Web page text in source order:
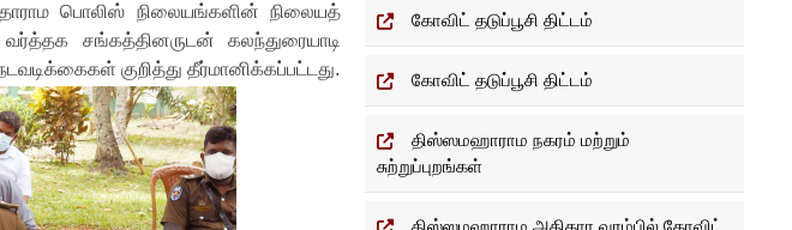
பொலிஸ் நிலையங்களின் நிலையத்
சங்கத்தினருடன் கலந்துரையாடி
குறித்து தீர்மானிக்கப்பட்டது.
கோவிட் தடுப்பூசி திட்டம்
கோவிட் தடுப்பூசி திட்டம்
திஸ்ஸமஹாராம நகரம் மற்றும்
சுற்றுப்புறங்கள்